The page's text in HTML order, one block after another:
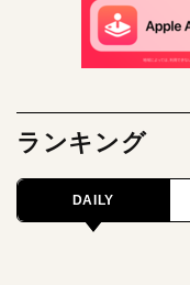
ランキング
DAILY